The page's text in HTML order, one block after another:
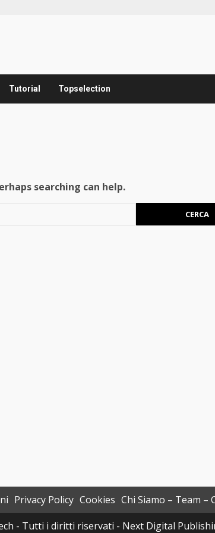
Tutorial Topselection
searching can help.
Privacy Policy Cookies Chi Siamo – Team –
- Tutti i diritti riservati - Next Digital